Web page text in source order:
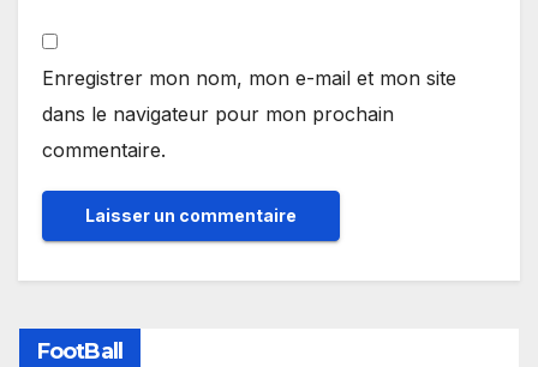
Enregistrer mon nom, mon e-mail et mon site
dans le navigateur pour mon prochain
commentaire.
FootBall